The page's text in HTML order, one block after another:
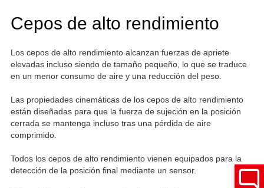
Cepos de alto rendimiento
Los cepos de alto rendimiento alcanzan fuerzas de apriete
elevadas incluso siendo de tamaño pequeño, lo que se traduce
en un menor consumo de aire y una reducción del peso.
Las propiedades cinemáticas de los cepos de alto rendimiento
están diseñadas para que la fuerza de sujeción en la posición
cerrada se mantenga incluso tras una pérdida de aire
comprimido.
Todos los cepos de alto rendimiento vienen equipados para la
detección de la posición final mediante un sensor.